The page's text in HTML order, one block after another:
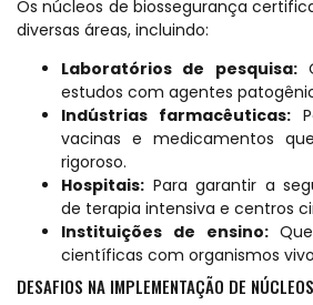
Os núcleos de biossegurança
diversas áreas, incluindo:
Laboratórios de pesquisa:
estudos com agentes
Indústrias farmacêuticas:
vacinas e medicamentos
rigoroso.
Hospitais: Para garantir a
de terapia intensiva e centros
Instituições de ensino:Que
científicas com organismos
DESAFIOS NA IMPLEMENTAÇÃO DE